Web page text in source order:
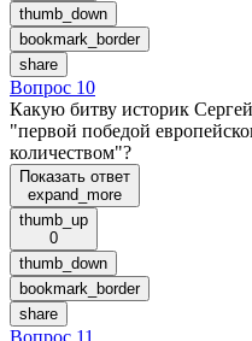
thumb_down
bookmark_border
share
Вопрос 10
Какую битву историк
"первой победой
количеством"?
Показать ответ
expand_more
thumb_up
0
thumb_down
bookmark_border
share